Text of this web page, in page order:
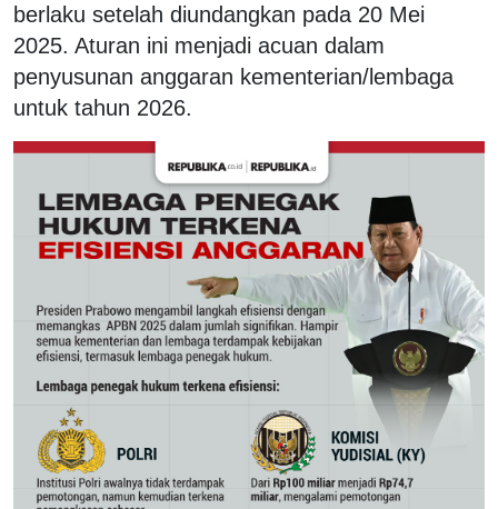
berlaku setelah diundangkan pada 20 Mei
2025. Aturan ini menjadi acuan dalam
penyusunan anggaran kementerian/lembaga
untuk tahun 2026.